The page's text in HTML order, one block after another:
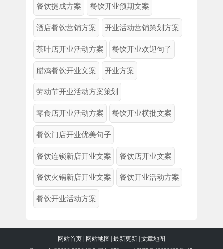
餐饮提成方案 餐饮开业预期文案
酒店餐饮营销方案 开业活动营销策划方案
茶叶店开业活动方案 餐饮开业欢迎句子
腊鸡餐饮开业文案 开业方案
劳动节开业活动方案策划
零食店开业活动方案 餐饮开业横批文案
餐饮门店开业优美句子
餐饮连锁新店开业文案 餐饮店开业文案
餐饮火锅新店开业文案 餐饮开业活动方案
餐饮开业活动方案
网站首页 网站地图 最新更新 文章地图